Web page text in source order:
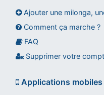
Ajouter une milonga,
Comment ça marche ?
FAQ
Supprimer votre
Applications mobiles
Assistant tango-argentin.fr
Questions sur les milongas, cours et